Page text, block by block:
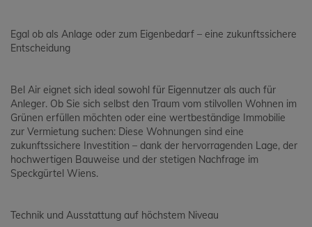
Egal ob als Anlage oder zum Eigenbedarf – eine zukunftssichere
Entscheidung
Bel Air eignet sich ideal sowohl für Eigennutzer als auch für
Anleger. Ob Sie sich selbst den Traum vom stilvollen Wohnen im
Grünen erfüllen möchten oder eine wertbeständige Immobilie
zur Vermietung suchen: Diese Wohnungen sind eine
zukunftssichere Investition – dank der hervorragenden Lage, der
hochwertigen Bauweise und der stetigen Nachfrage im
Speckgürtel Wiens.
Technik und Ausstattung auf höchstem Niveau